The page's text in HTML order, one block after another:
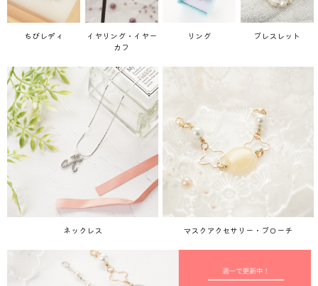
ちびレディ
イヤリング・イヤー
カフ
リング ブレスレット
ネックレス マスクアクセサリー・ブローチ